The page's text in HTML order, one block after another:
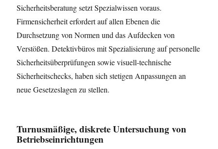
Sicherheitsberatung setzt Spezialwissen voraus.
Firmensicherheit erfordert auf allen Ebenen die
Durchsetzung von Normen und das Aufdecken von
Verstößen. Detektivbüros mit Spezialisierung auf personelle
Sicherheitsüberprüfungen sowie visuell-technische
Sicherheitschecks, haben sich stetigen Anpassungen an
neue Gesetzeslagen zu stellen.
Turnusmäßige, diskrete Untersuchung von
Betriebseinrichtungen